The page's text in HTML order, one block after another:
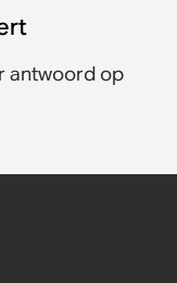
antwoord op